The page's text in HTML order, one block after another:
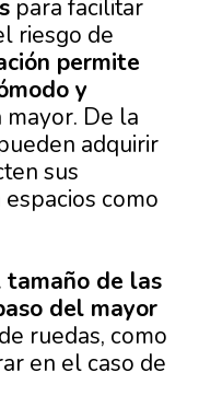
para facilitar
riesgo de
permite
y
De la
adquirir
sus
como
tamaño de las
del mayor
ruedas, como
en el caso de